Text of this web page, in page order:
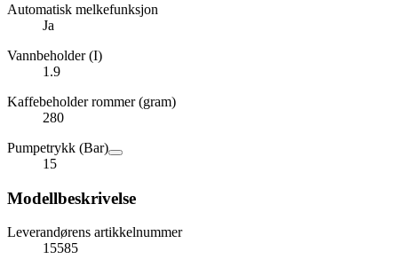
Automatisk melkefunksjon
Ja
Vannbeholder (I)
1.9
Kaffebeholder rommer (gram)
280
Pumpetrykk (Bar)
15
Modellbeskrivelse
Leverandørens artikkelnummer
15585